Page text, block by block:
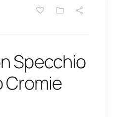
Specchio
Cromie